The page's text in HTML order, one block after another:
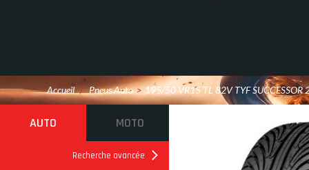
Accueil / Pneus Auto > 195/50 VR15 TL 82V TYF SUCCESSOR
AUTO MOTO
Recherche avancée